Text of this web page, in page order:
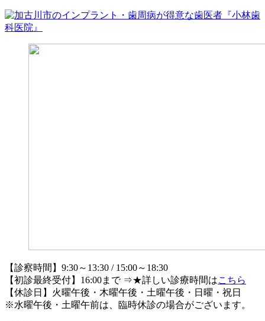
【診察時間】9:30～13:30 / 15:00～18:30
【初診最終受付】16:00まで⇒★詳しい診療時間はこちら
【休診日】火曜午後・木曜午後・土曜午後・日曜・祝日
※水曜午後・土曜午前は、臨時休診の場合がございます。